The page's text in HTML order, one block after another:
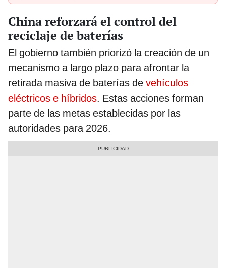
China reforzará el control del
reciclaje de baterías
El gobierno también priorizó la creación de un
mecanismo a largo plazo para afrontar la
retirada masiva de baterías de vehículos
eléctricos e híbridos. Estas acciones forman
parte de las metas establecidas por las
autoridades para 2026.